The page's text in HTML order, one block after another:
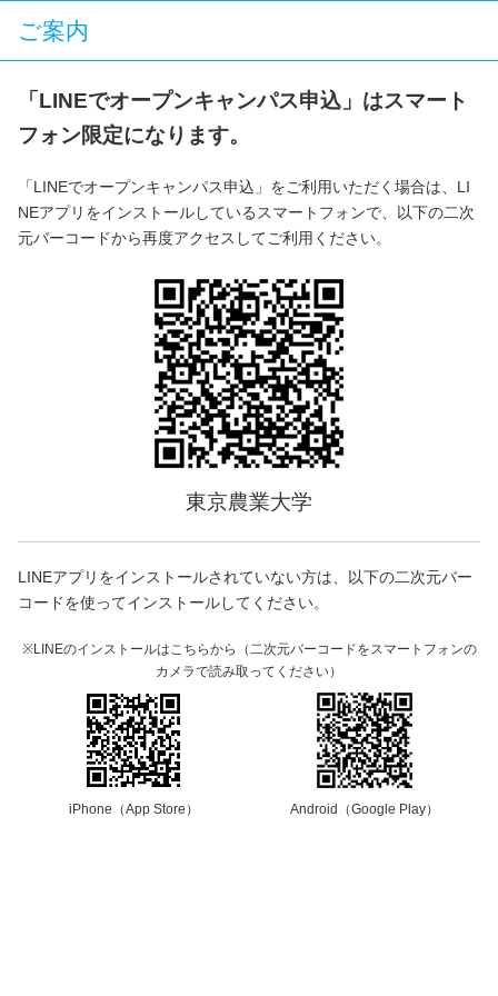
ご案内
「LINEでオープンキャンパス申込」はスマート
フォン限定になります。
「LINEでオープンキャンパス申込」をご利用いただく場合は、LI
NEアプリをインストールしているスマートフォンで、以下の二次
元バーコードから再度アクセスしてご利用ください。
東京農業大学
LINEアプリをインストールされていない方は、以下の二次元バー
コードを使ってインストールしてください。
※LINEのインストールはこちらから（二次元バーコードをスマートフォンの
カメラで読み取ってください）
iPhone（App Store） Android（Google Play）